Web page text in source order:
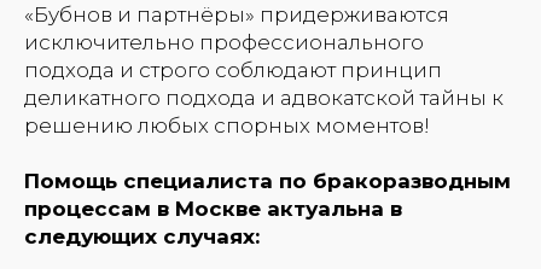
«Бубнов и партнёры» придерживаются
исключительно профессионального
подхода и строго соблюдают принцип
деликатного подхода и адвокатской тайны к
решению любых спорных моментов!
Помощь специалиста по бракоразводным
процессам в Москве актуальна в
следующих случаях: